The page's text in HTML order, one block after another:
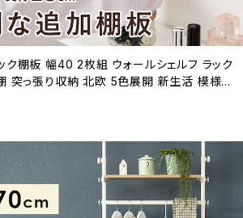
ク棚板 幅40 2枚組 ウォールシェルフ ラック
突っ張り収納 北欧 5色展開 新生活 模様替